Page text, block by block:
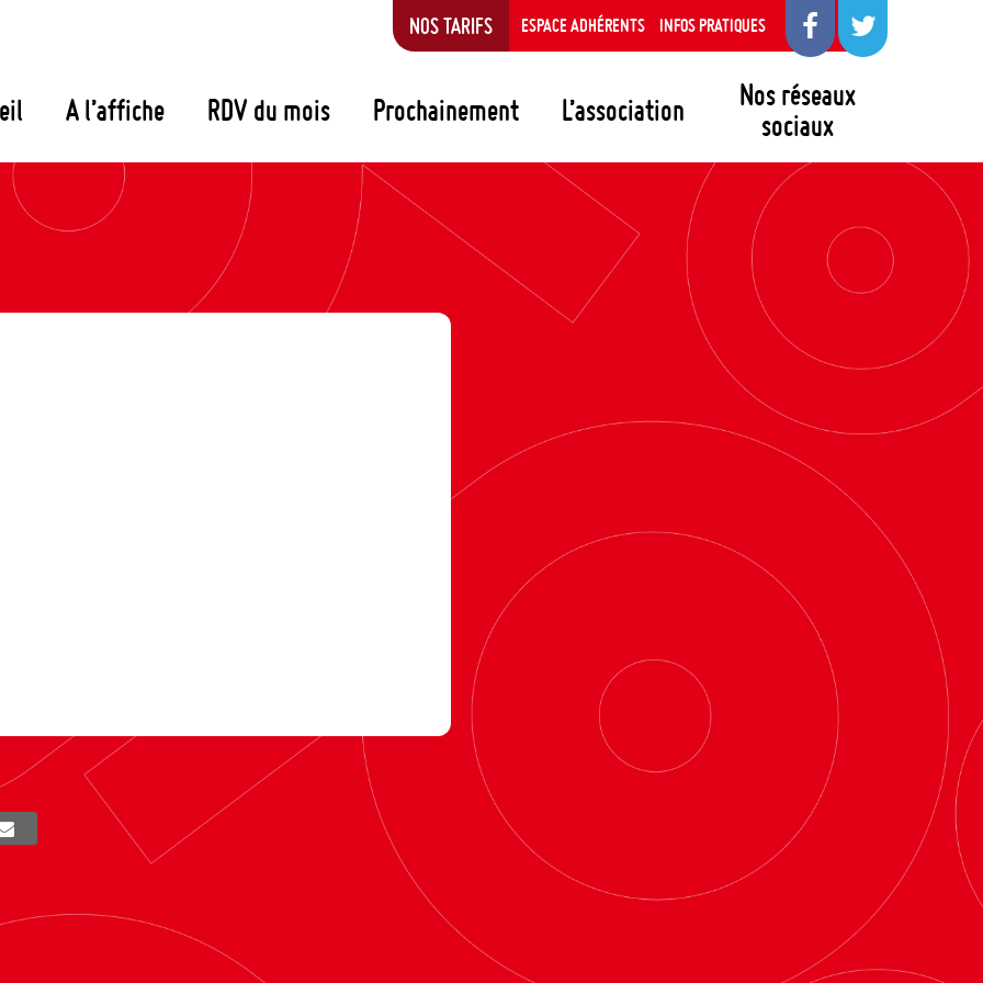
A l’affiche RDV du mois Prochainement L’association
Nos réseaux
sociaux
NOS TARIFS ESPACE ADHÉRENTS INFOS PRATIQUES